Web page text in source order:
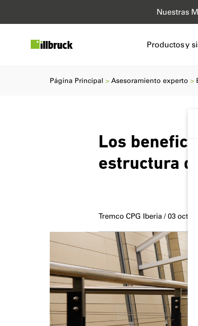
Productos y
Nuestras
Los
estructura
Tremco CPG Iberia / 03
Página Principal Asesoramiento experto